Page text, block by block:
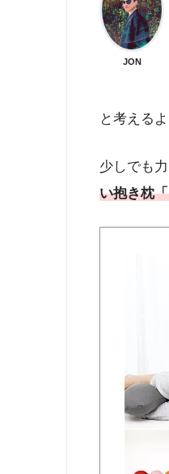
JON
と考えるよ
少しでも
い抱き枕